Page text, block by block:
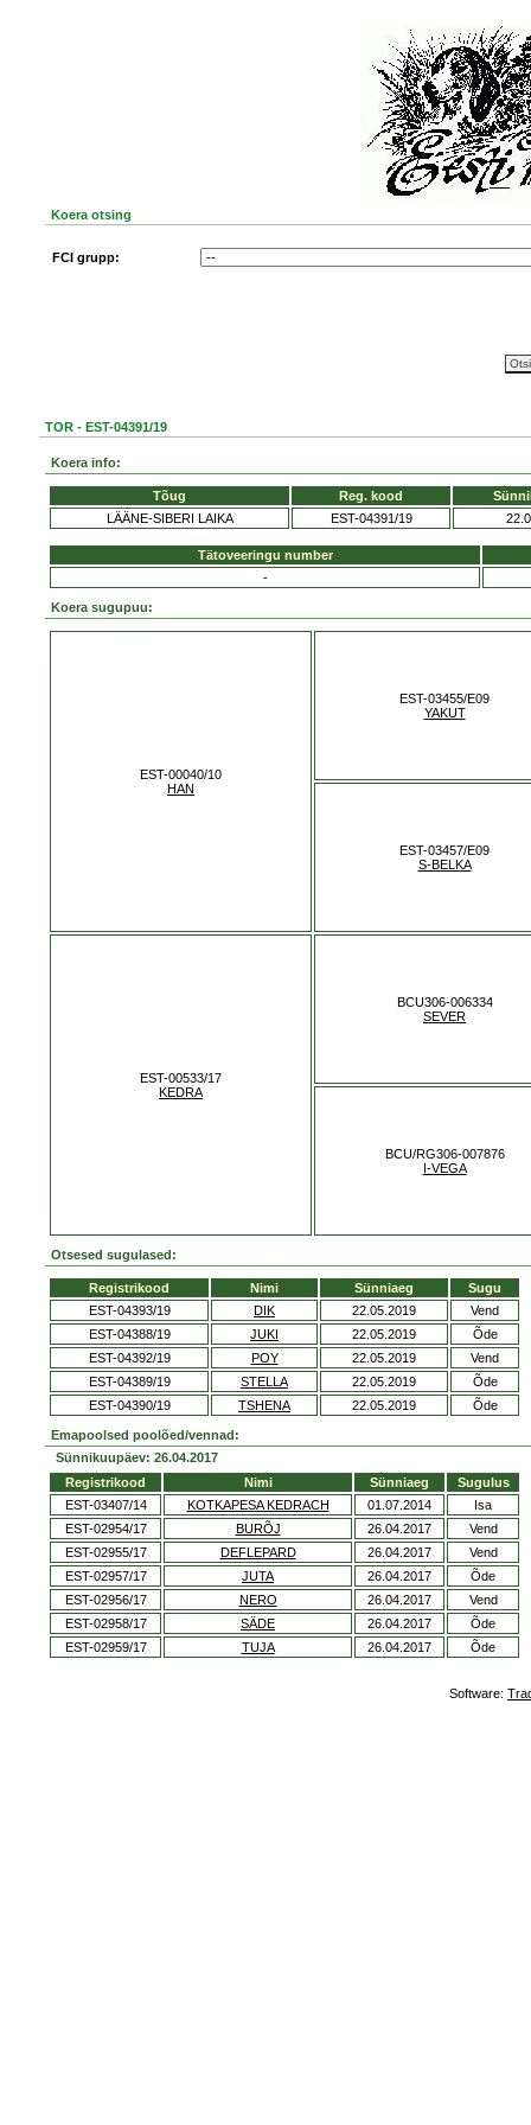
Koera otsing
FCI grupp:
TOR - EST-04391/19
Koera info:
Tõug Reg. kood
LÄÄNE-SIBERI LAIKA
EST-04391/19
Tätoveeringu number
-
Koera sugupuu:
EST-00040/10
HAN
EST-03455/E09
YAKUT
EST-03457/E09
S-BELKA
EST-00533/17
KEDRA
BCU306-006334
SEVER
BCU/RG306-007876
I-VEGA
Otsesed sugulased:
Registrikood Nimi Sünniaeg
Sugu
EST-04393/19
DIK 22.05.2019
Vend
EST-04388/19
JUKI 22.05.2019
Õde
EST-04392/19
POY 22.05.2019
Vend
EST-04389/19
STELLA 22.05.2019
Õde
EST-04390/19
TSHENA 22.05.2019 Õde
Emapoolsed poolõed/vennad:
Sünnikuupäev: 26.04.2017
Registrikood
Nimi Sünniaeg
Sugulus
EST-03407/14
KOTKAPESA KEDRACH 01.07.2014
Isa
EST-02954/17
BURÕJ 26.04.2017
Vend
EST-02955/17
DEFLEPARD 26.04.2017
Vend
EST-02957/17
JUTA 26.04.2017
Õde
EST-02956/17
NERO 26.04.2017
Vend
EST-02958/17
SÄDE 26.04.2017
Õde
EST-02959/17
TUJA 26.04.2017 Õde
Software: